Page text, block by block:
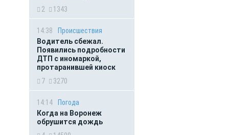
2
1343
14:38
Происшествия
Водитель сбежал.
Появились подробности
ДТП с иномаркой,
протаранившей киоск
7
3270
14:14
Погода
Когда на Воронеж
обрушится дождь